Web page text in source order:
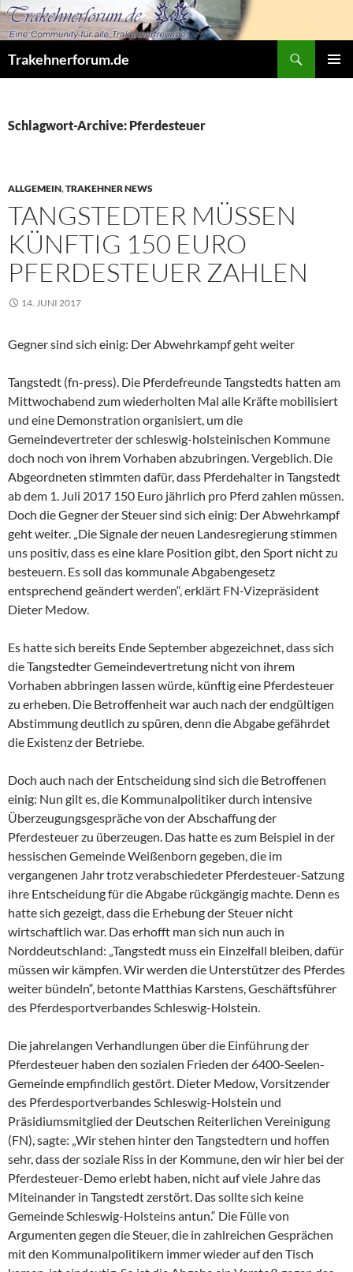
Zum
Inhalt
Trakehnerforum.de
Schlagwort-Archive: Pferdesteuer
ALLGEMEIN,TRAKEHNER NEWS
TANGSTEDTER MÜSSEN
KÜNFTIG 150 EURO
PFERDESTEUER ZAHLEN
14. JUNI 2017
Gegner sind sich einig: Der Abwehrkampf geht weiter
Tangstedt (fn-press). Die Pferdefreunde Tangstedts hatten am
Mittwochabend zum wiederholten Mal alle Kräfte mobilisiert
und eine Demonstration organisiert, um die
Gemeindevertreter der schleswig-holsteinischen Kommune
doch noch von ihrem Vorhaben abzubringen. Vergeblich. Die
Abgeordneten stimmten dafür, dass Pferdehalter in Tangstedt
ab dem 1. Juli 2017 150 Euro jährlich pro Pferd zahlen müssen.
Doch die Gegner der Steuer sind sich einig: Der Abwehrkampf
geht weiter. „Die Signale der neuen Landesregierung stimmen
uns positiv, dass es eine klare Position gibt, den Sport nicht zu
besteuern. Es soll das kommunale Abgabengesetz
entsprechend geändert werden“, erklärt FN-Vizepräsident
Dieter Medow.
Es hatte sich bereits Ende September abgezeichnet, dass sich
die Tangstedter Gemeindevertretung nicht von ihrem
Vorhaben abbringen lassen würde, künftig eine Pferdesteuer
zu erheben. Die Betroffenheit war auch nach der endgültigen
Abstimmung deutlich zu spüren, denn die Abgabe gefährdet
die Existenz der Betriebe.
Doch auch nach der Entscheidung sind sich die Betroffenen
einig: Nun gilt es, die Kommunalpolitiker durch intensive
Überzeugungsgespräche von der Abschaffung der
Pferdesteuer zu überzeugen. Das hatte es zum Beispiel in der
hessischen Gemeinde Weißenborn gegeben, die im
vergangenen Jahr trotz verabschiedeter Pferdesteuer-Satzung
ihre Entscheidung für die Abgabe rückgängig machte. Denn es
hatte sich gezeigt, dass die Erhebung der Steuer nicht
wirtschaftlich war. Das erhofft man sich nun auch in
Norddeutschland: „Tangstedt muss ein Einzelfall bleiben, dafür
müssen wir kämpfen. Wir werden die Unterstützer des Pferdes
weiter bündeln“, betonte Matthias Karstens, Geschäftsführer
des Pferdesportverbandes Schleswig-Holstein.
Die jahrelangen Verhandlungen über die Einführung der
Pferdesteuer haben den sozialen Frieden der 6400-Seelen-
Gemeinde empfindlich gestört. Dieter Medow, Vorsitzender
des Pferdesportverbandes Schleswig-Holstein und
Präsidiumsmitglied der Deutschen Reiterlichen Vereinigung
(FN), sagte: „Wir stehen hinter den Tangstedtern und hoffen
sehr, dass der soziale Riss in der Kommune, den wir hier bei der
Pferdesteuer-Demo erlebt haben, nicht auf viele Jahre das
Miteinander in Tangstedt zerstört. Das sollte sich keine
Gemeinde Schleswig-Holsteins antun.“ Die Fülle von
Argumenten gegen die Steuer, die in zahlreichen Gesprächen
mit den Kommunalpolitikern immer wieder auf den Tisch